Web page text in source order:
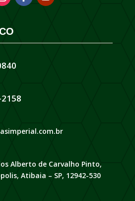
Alberto de Carvalho Pinto,
Atibaia – SP, 12942-530